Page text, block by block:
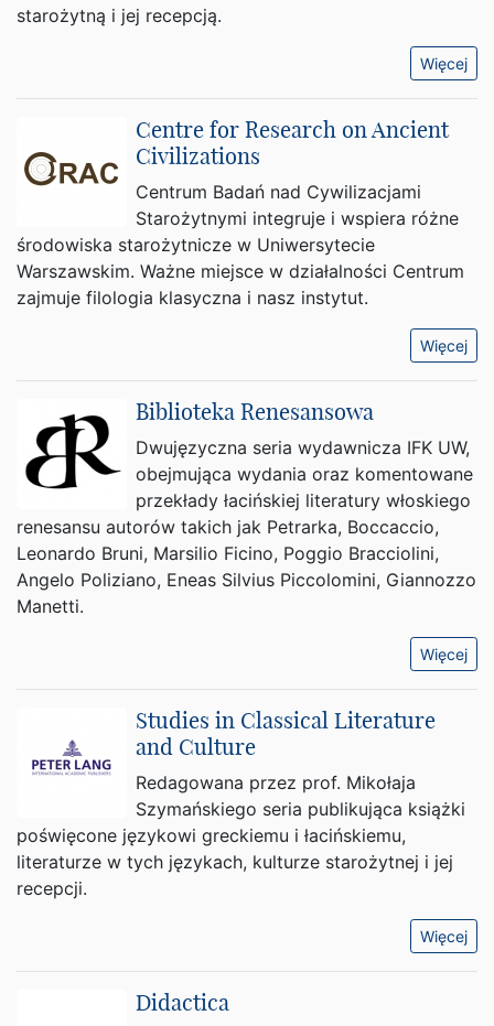
starożytną i jej recepcją.
Więcej
Centre for Research on Ancient
Civilizations
Centrum Badań nad Cywilizacjami
Starożytnymi integruje i wspiera różne
środowiska starożytnicze w Uniwersytecie
Warszawskim. Ważne miejsce w działalności Centrum
zajmuje filologia klasyczna i nasz instytut.
Więcej
Biblioteka Renesansowa
Dwujęzyczna seria wydawnicza IFK UW,
obejmująca wydania oraz komentowane
przekłady łacińskiej literatury włoskiego
renesansu autorów takich jak Petrarka, Boccaccio,
Leonardo Bruni, Marsilio Ficino, Poggio Bracciolini,
Angelo Poliziano, Eneas Silvius Piccolomini, Giannozzo
Manetti.
Więcej
Studies in Classical Literature
and Culture
Redagowana przez prof. Mikołaja
Szymańskiego seria publikująca książki
poświęcone językowi greckiemu i łacińskiemu,
literaturze w tych językach, kulturze starożytnej i jej
recepcji.
Więcej
Didactica